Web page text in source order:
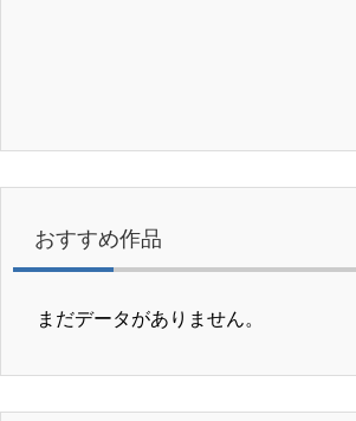
おすすめ作品
まだデータがありません。